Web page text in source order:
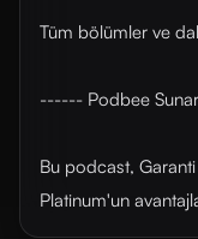
Tüm bölümler ve
------ Podbee
Bu podcast,
Platinum'un